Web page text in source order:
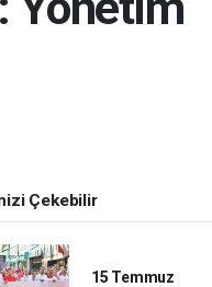
Çekebilir
15 Temmuz